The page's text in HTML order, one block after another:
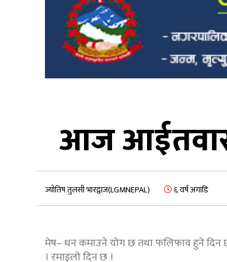
आज
ज्योतिष तुलसी भारद्वाज(LGMNEPAL) ६ वर्ष अगाडि
मेष– धन कमाउने योग छ तथा फलिफाव हुने दिन
। रमाइलो दिन छ ।